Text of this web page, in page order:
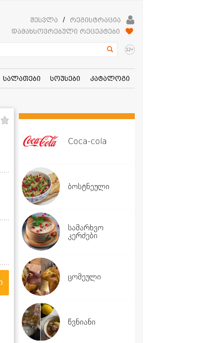
შესვლა /
რეგისტრაცია
დამახსოვრებული რეცეპტები
12+
სალათები სოუსები კატალოგი
Coca-cola
ბოსტნეული
სამარხვო
კერძები
ცომეული
წვნიანი